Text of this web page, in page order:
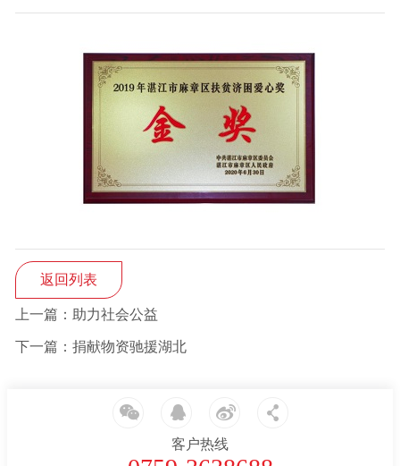
返回列表
上一篇：助力社会公益
下一篇：捐献物资驰援湖北
客户热线